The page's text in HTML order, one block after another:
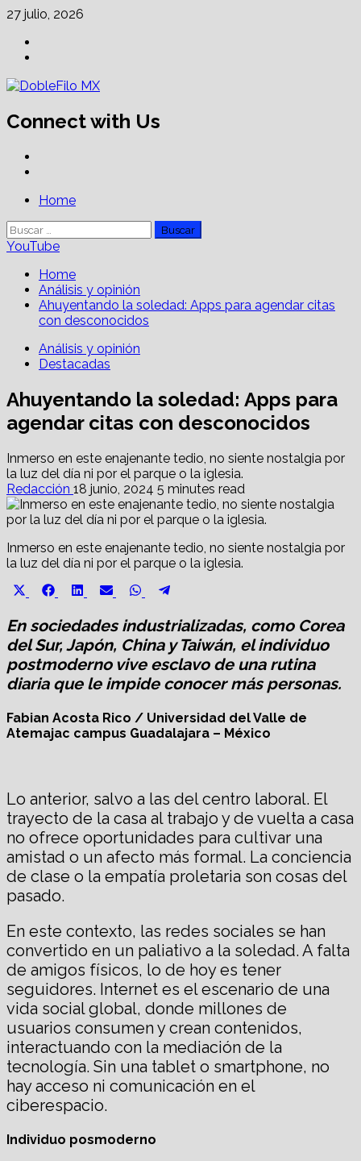
Skip
content
27 julio, 2026
Connect with Us
PrimaryHome
Buscar:
YouTube
Home
Análisis y opinión
Ahuyentando la soledad: Apps para agendar citas
con desconocidos
Análisis y opinión
Destacadas
Ahuyentando la soledad: Apps para
agendar citas con desconocidos
Inmerso en este enajenante tedio, no siente nostalgia por
la luz del día ni por el parque o la iglesia.
Redacción 18 junio, 2024 5 minutes read
Inmerso en este enajenante tedio, no siente nostalgia por
la luz del día ni por el parque o la iglesia.
Share
Share
Facebook
Share
LinkedIn
Share
Email
Share
WhatsApp
En sociedades industrializadas, como Corea
del Sur, Japón, China y Taiwán, el individuo
postmoderno vive esclavo de una rutina
diaria que le impide conocer más personas.
Fabian Acosta Rico / Universidad del Valle de
Atemajac campus Guadalajara – México
Lo anterior, salvo a las del centro laboral. El
trayecto de la casa al trabajo y de vuelta a casa
no ofrece oportunidades para cultivar una
amistad o un afecto más formal. La conciencia
de clase o la empatía proletaria son cosas del
pasado.
En este contexto, las redes sociales se han
convertido en un paliativo a la soledad. A falta
de amigos físicos, lo de hoy es tener
seguidores. Internet es el escenario de una
vida social global, donde millones de
usuarios consumen y crean contenidos,
interactuando con la mediación de la
tecnología. Sin una tablet o smartphone, no
hay acceso ni comunicación en el
ciberespacio.
Individuo posmoderno